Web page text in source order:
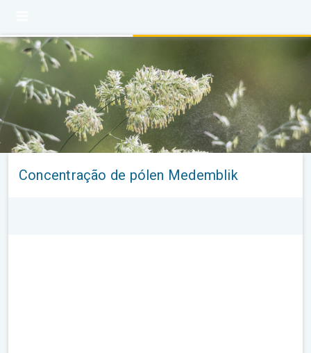
Concentração de pólen Medemblik